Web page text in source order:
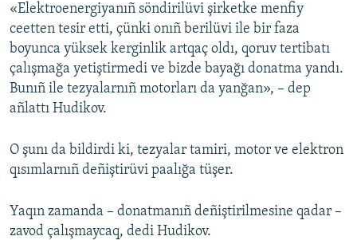
QOŞULIÑIZ!
RFE/RS bütün saytları
«Elektroenergiyanıñ söndirilüvi şirketke menfiy
ceetten tesir etti, çünki onıñ berilüvi ile bir faza
boyunca yüksek kerginlik artqaç oldı, qoruv tertibatı
çalışmağa yetiştirmedi ve bizde bayağı donatma yandı.
Bunıñ ile tezyalarnıñ motorları da yanğan», – dep
añlattı Hudikov.
O şunı da bildirdi ki, tezyalar tamiri, motor ve elektron
qısımlarnıñ deñiştirüvi paalığa tüşer.
Yaqın zamanda – donatmanıñ deñiştirilmesine qadar –
zavod çalışmaycaq, dedi Hudikov.